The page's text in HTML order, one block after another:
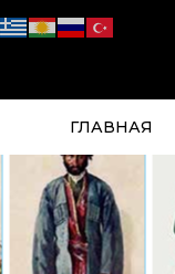
ГЛАВНАЯ